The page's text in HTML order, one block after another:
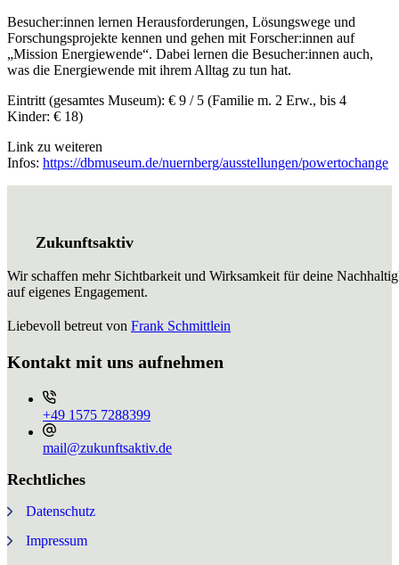
Besucher:innen lernen Herausforderungen, Lösungswege und
Forschungsprojekte kennen und gehen mit Forscher:innen auf
„Mission Energiewende“. Dabei lernen die Besucher:innen auch,
was die Energiewende mit ihrem Alltag zu tun hat.
Eintritt (gesamtes Museum): € 9 / 5 (Familie m. 2 Erw., bis 4
Kinder: € 18)
Link zu weiteren
Infos: https://dbmuseum.de/nuernberg/ausstellungen/powertochange
Zukunftsaktiv
Wir schaffen mehr Sichtbarkeit und Wirksamkeit für deine
auf eigenes Engagement.
Liebevoll betreut von Frank Schmittlein
Kontakt mit uns aufnehmen
+49 ⁨1575 7288399⁩
mail@zukunftsaktiv.de
Rechtliches
Datenschutz
Impressum